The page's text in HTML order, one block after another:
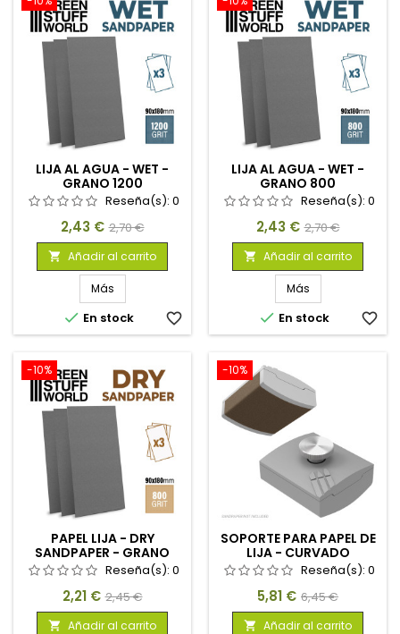
LIJA AL AGUA - WET -
GRANO 1200
Reseña(s): 0
Precio
2,43 € Precio
base
2,70 €
 Añadir al carrito
Más
 En stock favorite_border
LIJA AL AGUA - WET -
GRANO 800
Reseña(s): 0
Precio
2,43 € Precio
base
2,70 €
 Añadir al carrito
Más
 En stock favorite_border
-10%
PAPEL LIJA - DRY
SANDPAPER - GRANO
800Reseña(s): 0
Precio
2,21 € Precio
base
2,45 €
 Añadir al carrito
-10%
SOPORTE PARA PAPEL DE
LIJA - CURVADO
Reseña(s): 0
Precio
5,81 € Precio
base
6,45 €
 Añadir al carrito